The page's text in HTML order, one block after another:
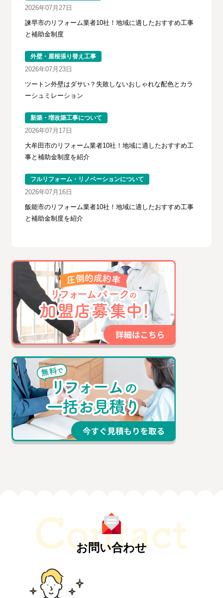
2026年07月27日
諫早市のリフォーム業者10社！地域に適したおすすめ工事
と補助金制度
外壁・屋根張り替え工事
2026年07月23日
ツートン外壁はダサい？失敗しないおしゃれな配色とカラ
ーシュミレーション
新築・増改築工事について
2026年07月17日
大牟田市のリフォーム業者10社！地域に適したおすすめ工
事と補助金制度を紹介
フルリフォーム・リノベーションについて
2026年07月16日
飯能市のリフォーム業者10社！地域に適したおすすめ工事
と補助金制度を紹介
お問い合わせ